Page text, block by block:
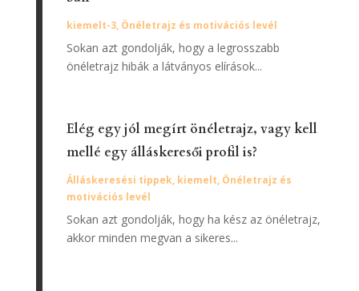
kiemelt-3, Önéletrajz és motivációs levél
Sokan azt gondolják, hogy a legrosszabb
önéletrajz hibák a látványos elírások...
Elég egy jól megírt önéletrajz, vagy kell
mellé egy álláskeresői profil is?
Álláskeresési tippek, kiemelt, Önéletrajz és
motivációs levél
Sokan azt gondolják, hogy ha kész az önéletrajz,
akkor minden megvan a sikeres...